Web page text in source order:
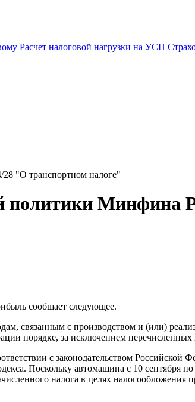
Расчет налоговой нагрузки на УСН
"О транспортном налоге"
политики Минфина
сообщает следующее.
связанным с производством и (или)
порядке, за исключением перечисленных
с законодательством Российской
Поскольку автомашина с 10 сентября по
налога в целях налогообложения